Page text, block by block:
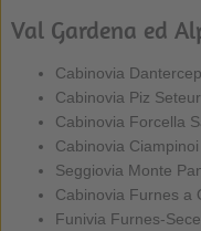
Val Gardena ed
Cabinovia
Cabinovia Piz
Cabinovia Forcella
Cabinovia
Seggiovia Monte
Cabinovia Furnes a
Funivia Furnes-